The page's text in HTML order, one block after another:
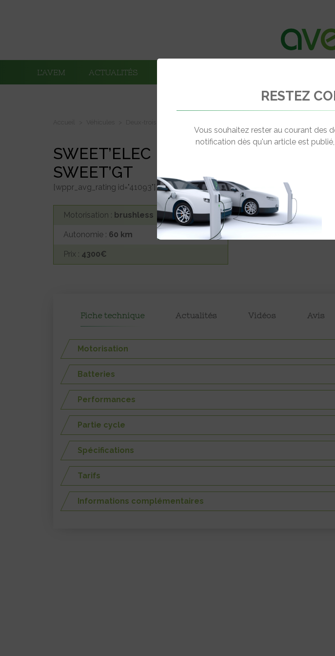
L’AVEM ACTUALITÉS
SWEET’ELEC
SWEET’GT
[wppr_avg_rating id="41093"]
Motorisation : brushless
Autonomie : 60 km
Prix : 4300€
Fiche technique Actualités Vidéos Avis
Motorisation
Batteries
Performances
Partie cycle
Spécifications
Tarifs
Informations complémentaires
RESTEZ
Vous souhaitez rester au courant des
notification dès qu'un article est